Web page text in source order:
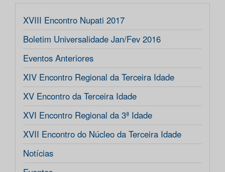
XVIII Encontro Nupati 2017
Boletim Universalidade Jan/Fev 2016
Eventos Anteriores
XIV Encontro Regional da Terceira Idade
XV Encontro da Terceira Idade
XVI Encontro Regional da 3ª Idade
XVII Encontro do Núcleo da Terceira Idade
Notícias